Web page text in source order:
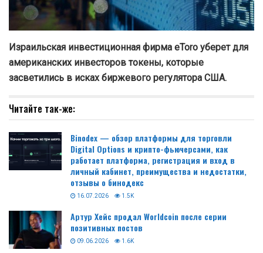
Израильская инвестиционная фирма eToro уберет для
американских инвесторов токены, которые
засветились в исках биржевого регулятора США.
Читайте так-же:
Binodex — обзор платформы для торговли
Digital Options и крипто-фьючерсами, как
работает платформа, регистрация и вход в
личный кабинет, преимущества и недостатки,
отзывы о бинодекс
16.07.2026 1.5K
Артур Хейс продал Worldcoin после серии
позитивных постов
09.06.2026 1.6K